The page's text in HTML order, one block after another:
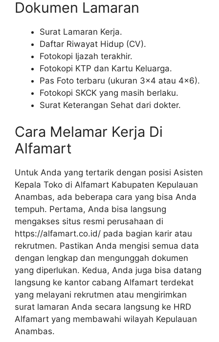
Dokumen Lamaran
Surat Lamaran Kerja.
Daftar Riwayat Hidup (CV).
Fotokopi Ijazah terakhir.
Fotokopi KTP dan Kartu Keluarga.
Pas Foto terbaru (ukuran 3×4 atau 4×6).
Fotokopi SKCK yang masih berlaku.
Surat Keterangan Sehat dari dokter.
Cara Melamar Kerja Di
Alfamart
Untuk Anda yang tertarik dengan posisi Asisten
Kepala Toko di Alfamart Kabupaten Kepulauan
Anambas, ada beberapa cara yang bisa Anda
tempuh. Pertama, Anda bisa langsung
mengakses situs resmi perusahaan di
https://alfamart.co.id/ pada bagian karir atau
rekrutmen. Pastikan Anda mengisi semua data
dengan lengkap dan mengunggah dokumen
yang diperlukan. Kedua, Anda juga bisa datang
langsung ke kantor cabang Alfamart terdekat
yang melayani rekrutmen atau mengirimkan
surat lamaran Anda secara langsung ke HRD
Alfamart yang membawahi wilayah Kepulauan
Anambas.